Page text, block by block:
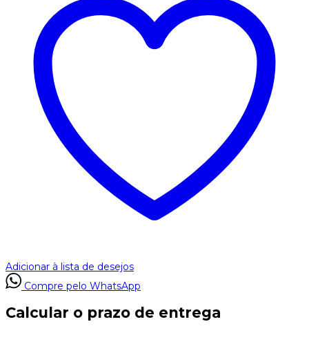
Adicionar à lista de desejos
Compre pelo WhatsApp
Calcular o prazo de entrega